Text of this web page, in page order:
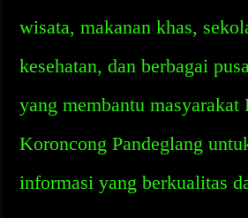
wisata, makanan khas,
kesehatan, dan berbagai
yang membantu masyarakat
Koroncong Pandeglang
informasi yang berkualitas